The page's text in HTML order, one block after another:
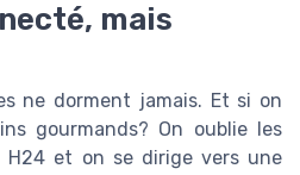
mais
ne dorment jamais. Et si on
gourmands? On oublie les
H24 et on se dirige vers une